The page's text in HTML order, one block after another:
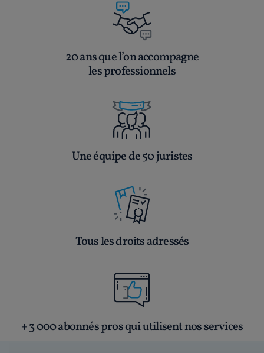
20 ans que l’on accompagne
les professionnels
Une équipe de 50 juristes
Tous les droits adressés
+ 3 000 abonnés pros qui utilisent nos services